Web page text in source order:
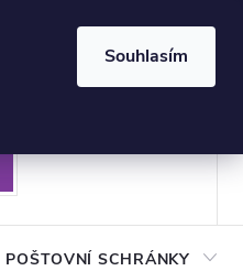
⏰ | Kód: LÉTO2026
Souhlasím
POŠTOVNÍ SCHRÁNKY